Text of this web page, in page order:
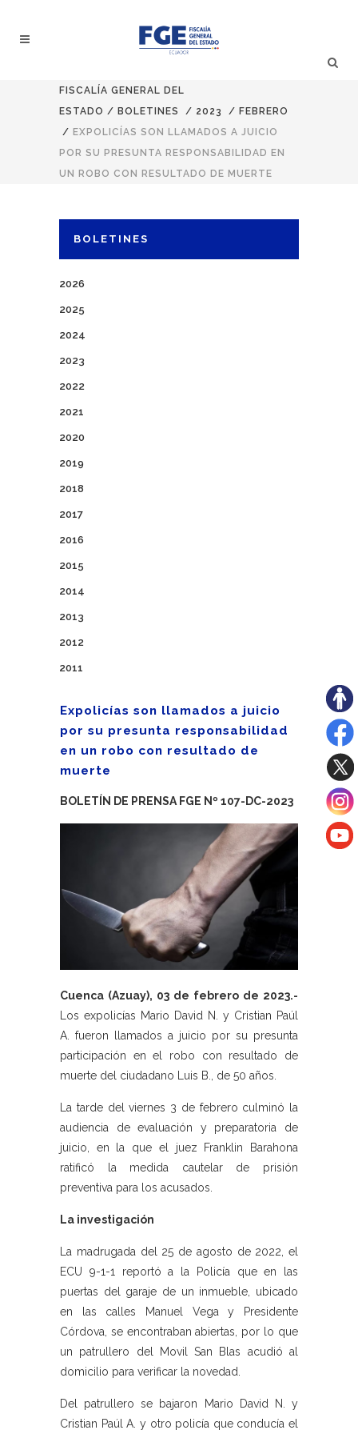
FISCALÍA GENERAL DEL
ESTADO / BOLETINES / 2023 / FEBRERO
/ EXPOLICÍAS SON LLAMADOS A JUICIO
POR SU PRESUNTA RESPONSABILIDAD EN
UN ROBO CON RESULTADO DE MUERTE
BOLETINES
2026
2025
2024
2023
2022
2021
2020
2019
2018
2017
2016
2015
2014
2013
2012
2011
Expolicías son llamados a juicio
por su presunta responsabilidad
en un robo con resultado de
muerte
BOLETÍN DE PRENSA FGE Nº 107-DC-2023
Cuenca (Azuay), 03 de febrero de 2023.-
Los expolicías Mario David N. y Cristian Paúl
A. fueron llamados a juicio por su presunta
participación en el robo con resultado de
muerte del ciudadano Luis B., de 50 años.
La tarde del viernes 3 de febrero culminó la
audiencia de evaluación y preparatoria de
juicio, en la que el juez Franklin Barahona
ratificó la medida cautelar de prisión
preventiva para los acusados.
La investigación
La madrugada del 25 de agosto de 2022, el
ECU 9-1-1 reportó a la Policía que en las
puertas del garaje de un inmueble, ubicado
en las calles Manuel Vega y Presidente
Córdova, se encontraban abiertas, por lo que
un patrullero del Movil San Blas acudió al
domicilio para verificar la novedad.
Del patrullero se bajaron Mario David N. y
Cristian Paúl A. y otro policía que conducía el